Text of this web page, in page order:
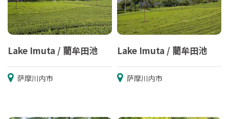
Lake Imuta / 藺牟田池
萨摩川内市
Lake Imuta / 藺牟田池
萨摩川内市